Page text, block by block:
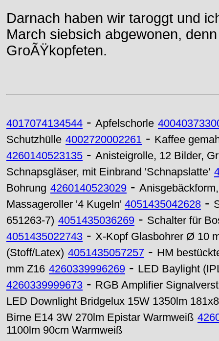
Darnach haben wir taroggt und
March siebsich abgewonen,
GroÃŸkopfeten.
4017074134544 - Apfelschorle
Schutzhülle 4002720002261 - Kaffee
4260140523135 - Anisteigrolle, 12 Bilder,
Schnapsgläser, mit Einbrand 'Schnapslatte'
Bohrung 4260140523029 -
Massageroller '4 Kugeln' 4051435042628 -
651263-7) 4051435036269 - Schalter für
4051435022743 - X-Kopf Glasbohrer Ø 10
(Stoff/Latex) 4051435057257 - HM
mm Z16 4260339996269 - LED Baylight
4260339999673 - RGB Amplifier
LED Downlight Bridgelux 15W 1350lm
Birne E14 3W 270lm Epistar Warmweiß
1100lm 90cm Warmweiß